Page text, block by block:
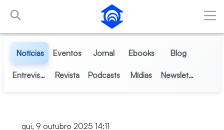
Pular para o Conteúdo principal
Notícias Eventos Jornal Ebooks Blog
Entrevistas Revista Podcasts Mídias Newsletter
qui, 9 outubro 2025 14:11